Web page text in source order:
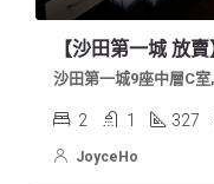
【沙田第一城 放
沙田第一城9座中層C室
2 1 327
JoyceHo